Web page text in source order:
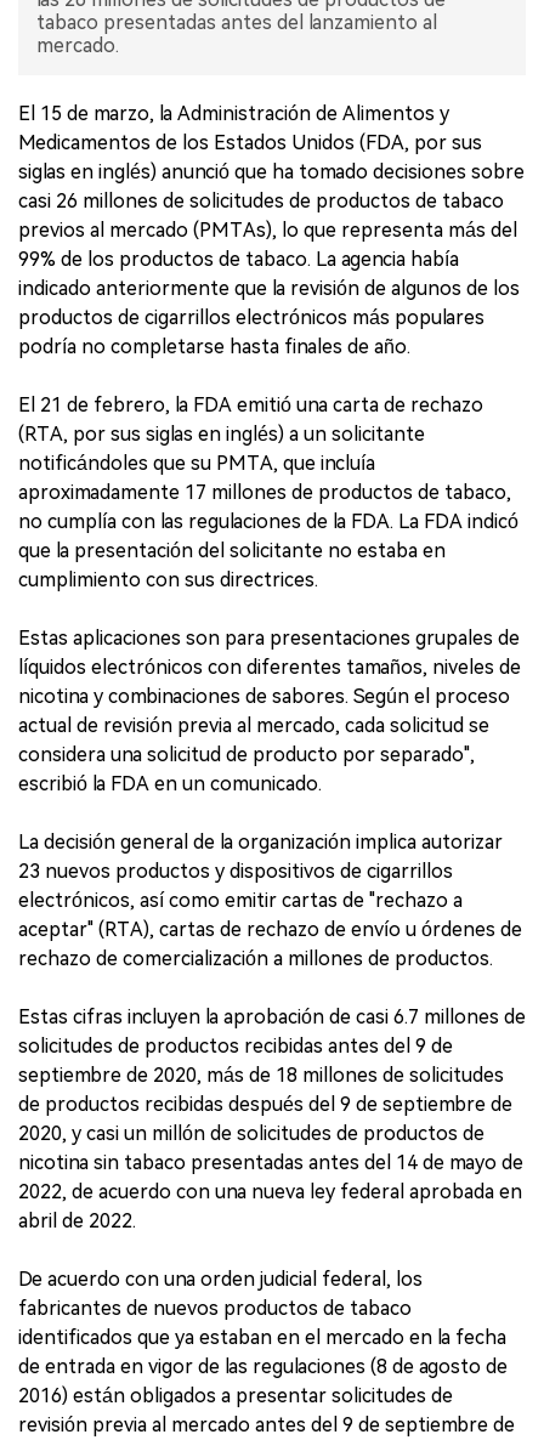
tabaco presentadas antes del lanzamiento al
mercado.
El 15 de marzo, la Administración de Alimentos y
Medicamentos de los Estados Unidos (FDA, por sus
siglas en inglés) anunció que ha tomado decisiones sobre
casi 26 millones de solicitudes de productos de tabaco
previos al mercado (PMTAs), lo que representa más del
99% de los productos de tabaco. La agencia había
indicado anteriormente que la revisión de algunos de los
productos de cigarrillos electrónicos más populares
podría no completarse hasta finales de año.
El 21 de febrero, la FDA emitió una carta de rechazo
(RTA, por sus siglas en inglés) a un solicitante
notificándoles que su PMTA, que incluía
aproximadamente 17 millones de productos de tabaco,
no cumplía con las regulaciones de la FDA. La FDA indicó
que la presentación del solicitante no estaba en
cumplimiento con sus directrices.
Estas aplicaciones son para presentaciones grupales de
líquidos electrónicos con diferentes tamaños, niveles de
nicotina y combinaciones de sabores. Según el proceso
actual de revisión previa al mercado, cada solicitud se
considera una solicitud de producto por separado",
escribió la FDA en un comunicado.
La decisión general de la organización implica autorizar
23 nuevos productos y dispositivos de cigarrillos
electrónicos, así como emitir cartas de "rechazo a
aceptar" (RTA), cartas de rechazo de envío u órdenes de
rechazo de comercialización a millones de productos.
Estas cifras incluyen la aprobación de casi 6.7 millones de
solicitudes de productos recibidas antes del 9 de
septiembre de 2020, más de 18 millones de solicitudes
de productos recibidas después del 9 de septiembre de
2020, y casi un millón de solicitudes de productos de
nicotina sin tabaco presentadas antes del 14 de mayo de
2022, de acuerdo con una nueva ley federal aprobada en
abril de 2022.
De acuerdo con una orden judicial federal, los
fabricantes de nuevos productos de tabaco
identificados que ya estaban en el mercado en la fecha
de entrada en vigor de las regulaciones (8 de agosto de
2016) están obligados a presentar solicitudes de
revisión previa al mercado antes del 9 de septiembre de